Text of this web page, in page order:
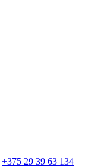
+375 29 39 63 134